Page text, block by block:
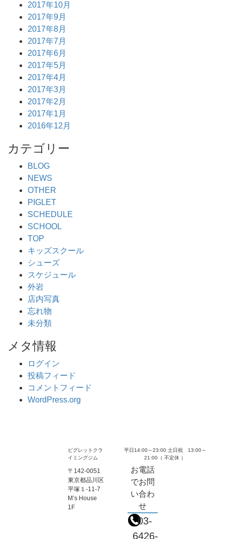
2017年10月
2017年9月
2017年8月
2017年7月
2017年6月
2017年5月
2017年4月
2017年3月
2017年2月
2017年1月
2016年12月
カテゴリー
BLOG
NEWS
OTHER
PIGLET
SCHEDULE
SCHOOL
TOP
キッズスクール
シューズ
スケジュール
外岩
店内写真
忘れ物
未分類
メタ情報
ログイン
投稿フィード
コメントフィード
WordPress.org
ピグレットクラ
イミングジム
〒142-0051
東京都品川区
平塚１-11-7
M’s House
1F
平日14:00～23:00 土日祝 13:00～
21:00（ 不定休 ）
お電話
でお問
い合わ
せ
03-
6426-